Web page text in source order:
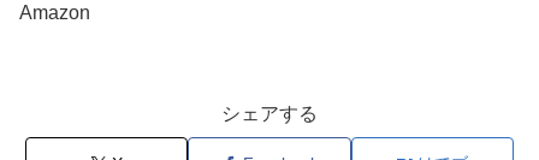
Amazon
シェアする